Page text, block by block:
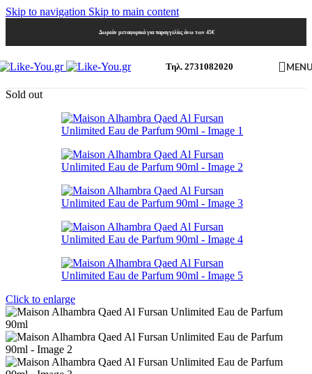
Skip to navigation Skip to main content
Δωρεάν μεταφορικά για παραγγελίες άνω των 45€
Τηλ. 2731082020
Sold out
Click to enlarge